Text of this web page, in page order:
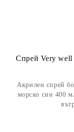
Спрей Very well
Акрилен спрей
морско син 400